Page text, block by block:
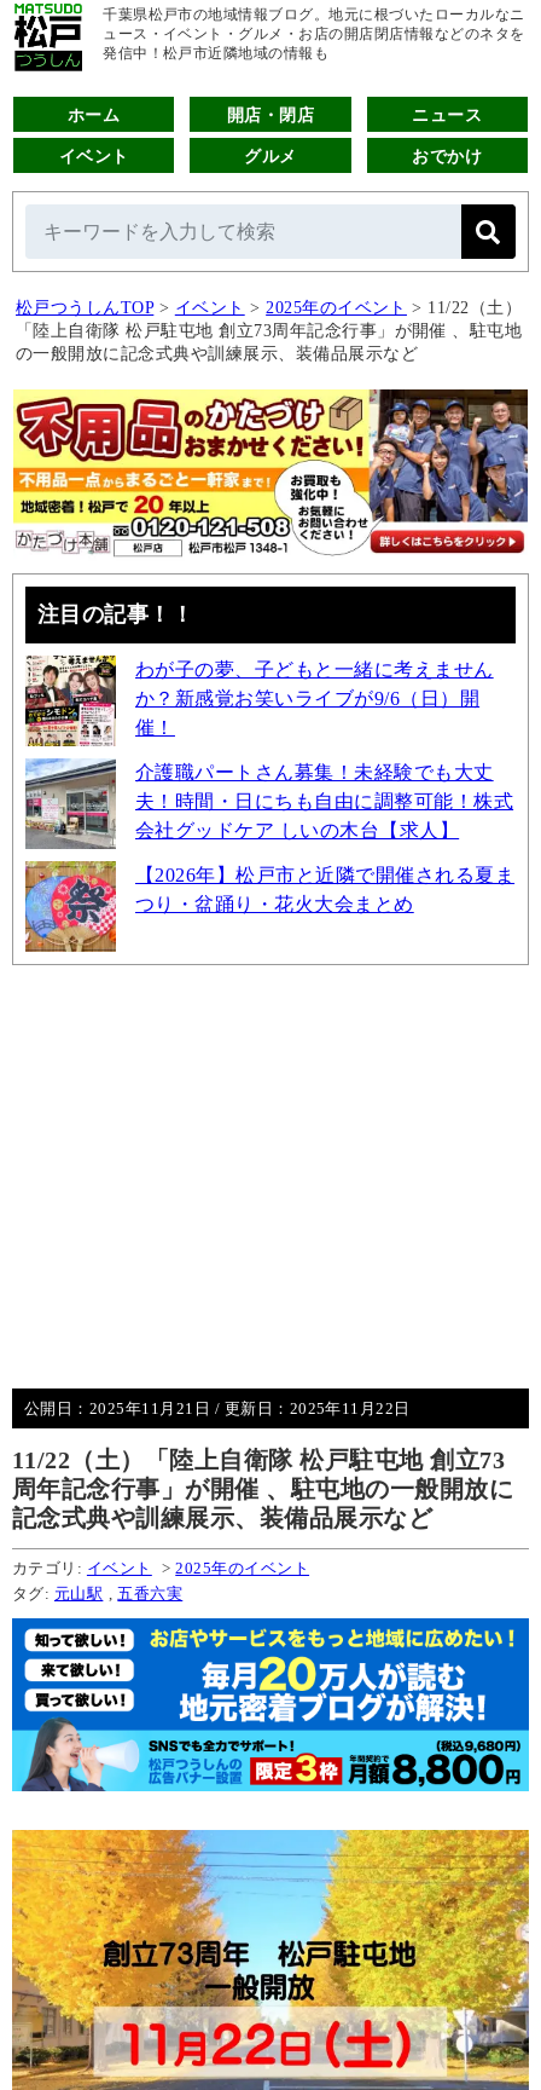
千葉県松戸市の地域情報ブログ。地元に根づいたローカルなニ
ュース・イベント・グルメ・お店の開店閉店情報などのネタを
発信中！松戸市近隣地域の情報も
ホーム 開店・閉店 ニュース
イベント グルメ おでかけ
松戸つうしんTOP > イベント > 2025年のイベント > 11/22（土）
「陸上自衛隊 松戸駐屯地 創立73周年記念行事」が開催 、駐屯地
の一般開放に記念式典や訓練展示、装備品展示など
注目の記事！！
わが子の夢、子どもと一緒に考えません
か？新感覚お笑いライブが9/6（日）開
催！
介護職パートさん募集！未経験でも大丈
夫！時間・日にちも自由に調整可能！株式
会社グッドケア しいの木台【求人】
【2026年】松戸市と近隣で開催される夏ま
つり・盆踊り・花火大会まとめ
公開日： 2025年11月21日 / 更新日： 2025年11月22日
11/22（土）「陸上自衛隊 松戸駐屯地 創立73
周年記念行事」が開催 、駐屯地の一般開放に
記念式典や訓練展示、装備品展示など
カテゴリ: イベント >2025年のイベント
タグ: 元山駅 ,五香六実